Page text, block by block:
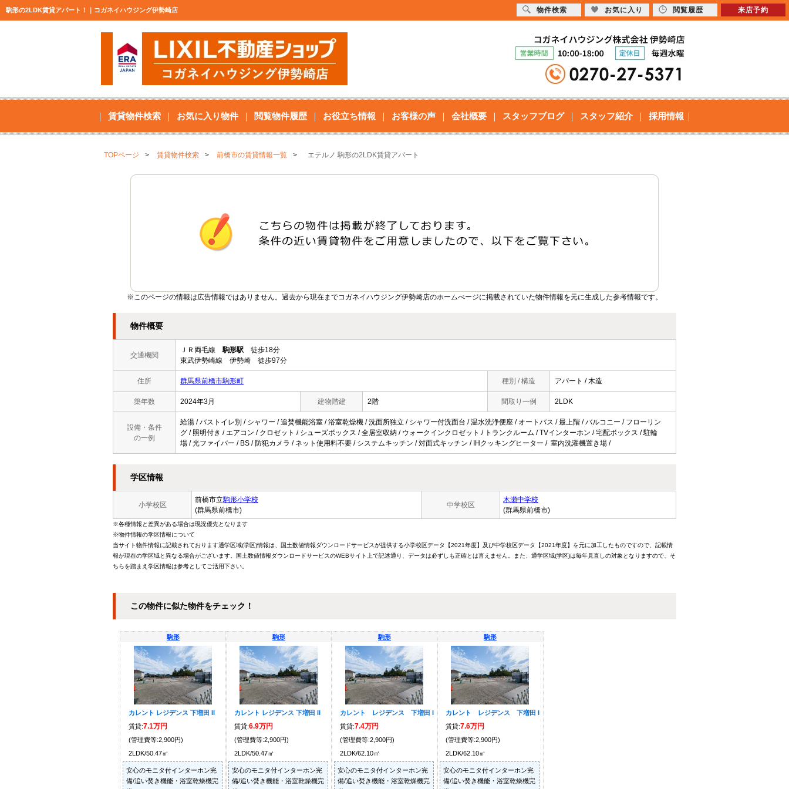
駒形の2LDK賃貸アパート！｜コガネイハウジング伊勢崎店
賃貸物件検索 お気に入り物件 閲覧物件履歴 お役立ち情報 お客様の声 会社概要 スタッフブログ スタッフ紹介 採用情報
TOPページ 賃貸物件検索 前橋市の賃貸情報一覧 エテルノ 駒形の2LDK賃貸アパート
※このページの情報は広告情報ではありません。過去から現在までコガネイハウジング伊勢崎店のホームぺージに掲載されていた物件情報を元に生成した参考情報です。
物件概要
交通機関
ＪＲ両毛線駒形駅 徒歩18分
東武伊勢崎線 伊勢崎 徒歩97分
住所 群馬県前橋市駒形町 種別 / 構造 アパート / 木造
築年数 2024年3月 建物階建 2階 間取り一例 2LDK
設備・条件
の一例
給湯 / バストイレ別 / シャワー / 追焚機能浴室 / 浴室乾燥機 / 洗面所独立 / シャワー付洗面台 / 温水洗浄便座 / オートバス / 最上階 / バルコニー / フローリン
グ / 照明付き / エアコン / クロゼット / シューズボックス / 全居室収納 / ウォークインクロゼット / トランクルーム / TVインターホン / 宅配ボックス / 駐輪
場 / 光ファイバー / BS / 防犯カメラ / ネット使用料不要 / システムキッチン / 対面式キッチン / IHクッキングヒーター / 室内洗濯機置き場 /
学区情報
小学校区
前橋市立駒形小学校
(群馬県前橋市)
中学校区
木瀬中学校
(群馬県前橋市)
※各種情報と差異がある場合は現況優先となります
※物件情報の学区情報について
当サイト物件情報に記載されております通学区域(学区)情報は、国土数値情報ダウンロードサービスが提供する小学校区データ【2021年度】及び中学校区データ【2021年度】を元に加工したものですので、記載情
報が現在の学区域と異なる場合がございます。国土数値情報ダウンロードサービスのWEBサイト上で記述通り、データは必ずしも正確とは言えません。また、通学区域(学区)は毎年見直しの対象となりますので、そ
ちらを踏まえ学区情報は参考としてご活用下さい。
この物件に似た物件をチェック！
駒形
カレント レジデンス 下増田 II
賃貸:7.1万円
(管理費等:2,900円)
2LDK/50.47㎡
安心のモニタ付インターホン完
備/追い焚き機能・浴室乾燥機完
駒形
カレント レジデンス 下増田 II
賃貸:6.9万円
(管理費等:2,900円)
2LDK/50.47㎡
安心のモニタ付インターホン完
備/追い焚き機能・浴室乾燥機完
駒形
カレント レジデンス 下増田 I
賃貸:7.4万円
(管理費等:2,900円)
2LDK/62.10㎡
安心のモニタ付インターホン完
備/追い焚き機能・浴室乾燥機完
駒形
カレント レジデンス 下増田 I
賃貸:7.6万円
(管理費等:2,900円)
2LDK/62.10㎡
安心のモニタ付インターホン完
備/追い焚き機能・浴室乾燥機完
物件検索 お気に入り 閲覧履歴 来店予約